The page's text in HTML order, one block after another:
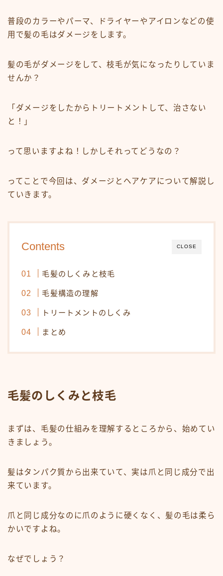
縮毛矯正・髪質改善
白髪染め・ヘアカラー
トリートメント
頭皮ケア
ヘアケア・基礎知識
正しいヘアケア
食事・生活習慣
Q＆A
オンラインショップ
KAMIMONO
AFLOAT 公式ショップ
サイトマップ
普段のカラーやパーマ、ドライヤーやアイロンなどの使
用で髪の毛はダメージをします。
髪の毛がダメージをして、枝毛が気になったりしていま
せんか？
「ダメージをしたからトリートメントして、治さない
と！」
って思いますよね！しかしそれってどうなの？
ってことで今回は、ダメージとヘアケアについて解説し
ていきます。
CLOSE
Contents
毛髪のしくみと枝毛
毛髪構造の理解
トリートメントのしくみ
まとめ
毛髪のしくみと枝毛
まずは、毛髪の仕組みを理解するところから、始めてい
きましょう。
髪はタンパク質から出来ていて、実は爪と同じ成分で出
来ています。
爪と同じ成分なのに爪のように硬くなく、髪の毛は柔ら
かいですよね。
なぜでしょう？